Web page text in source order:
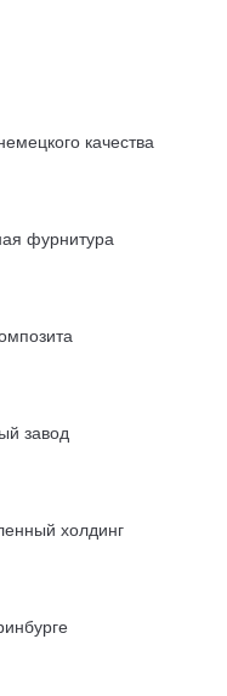
качества
фурнитура
завод
холдинг